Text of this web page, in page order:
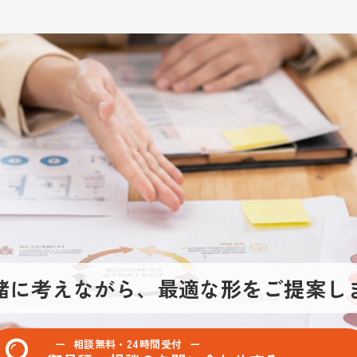
に考えながら、 最適な形をご提案し
相談無料・24時間受付